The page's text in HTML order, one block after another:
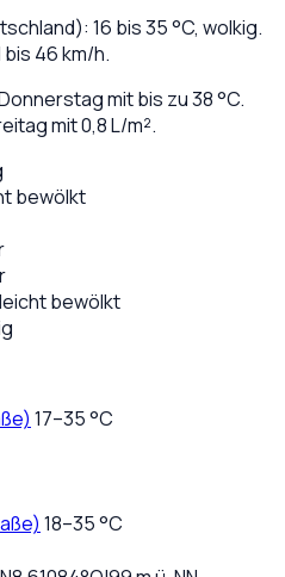
): 16 bis35°C, wolkig.
bis 46km/h.
mit bis zu 38 °C.
mit 0,8 L/m².
bewölkt
leicht bewölkt
17–35°C
18–35°C